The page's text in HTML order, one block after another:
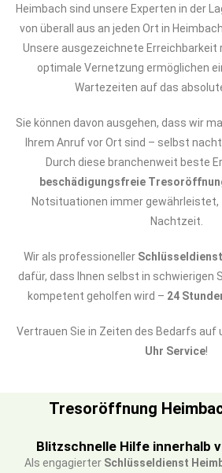
Heimbach sind unsere Experten in der
von überall aus an jeden Ort in
Unsere ausgezeichnete Erreichbarkeit
optimale Vernetzung ermöglichen
Wartezeiten auf das
Sie können davon ausgehen, dass wir
Ihrem Anruf vor Ort sind – selbst
Durch diese branchenweit beste
beschädigungsfreie
Notsituationen immer gewährleistet,
Nachtzeit.
Wir als professioneller
dafür, dass Ihnen selbst in schwierigen
kompetent geholfen wird – 24
Vertrauen Sie in Zeiten des Bedarfs auf
Uhr Service!
Tresoröffnung
Blitzschnelle Hilfe innerhalb
Als engagierter Schlüsseldienst